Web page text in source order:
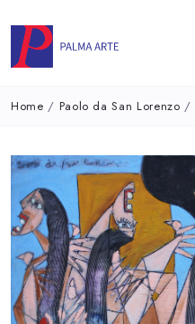
Home / Paolo da San Lorenzo /